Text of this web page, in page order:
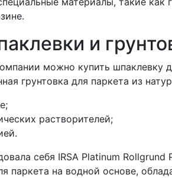
и
можно купить шпаклевку
грунтовка для паркета из
растворителей;
себя IRSA Platinum
паркета на водной основе,